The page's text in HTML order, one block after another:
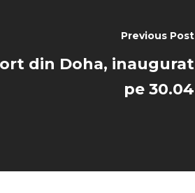
Previous Post
din Doha, inaugurat
pe 30.04